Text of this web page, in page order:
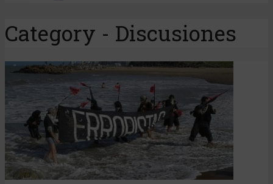
Category - Discusiones